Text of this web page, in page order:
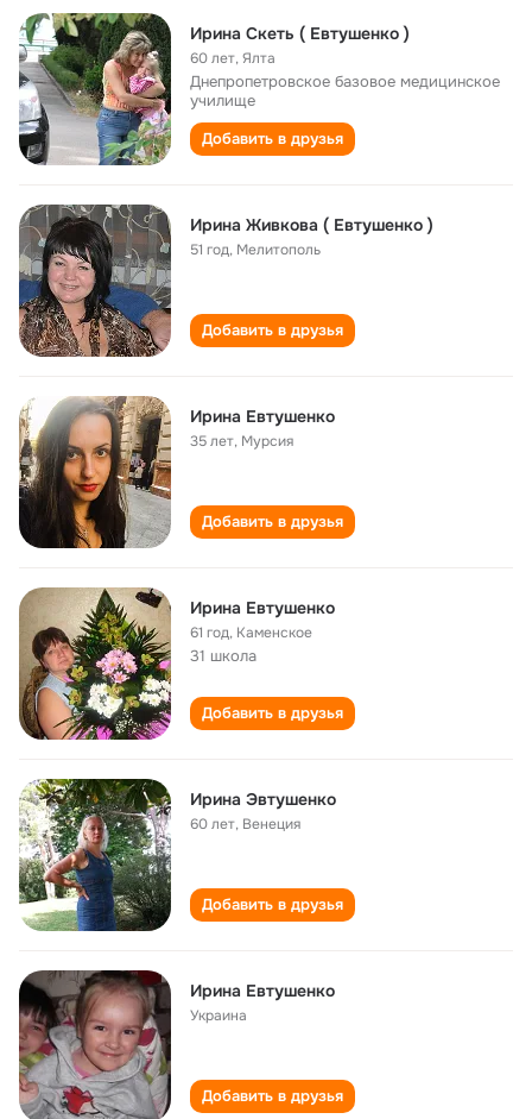
Ирина Скеть ( Eвтушенко )
60 лет,Ялта
Днепропетровское базовое медицинское
училище
Добавить в друзья
Ирина Живкова ( Евтушенко )
51 год, Мелитополь
Добавить в друзья
Ирина Евтушенко
35 лет, Мурсия
Добавить в друзья
Ирина Евтушенко
61 год, Каменское
31 школа
Добавить в друзья
Ирина Эвтушенко
60 лет, Венеция
Добавить в друзья
Ирина Евтушенко
Украина
Добавить в друзья